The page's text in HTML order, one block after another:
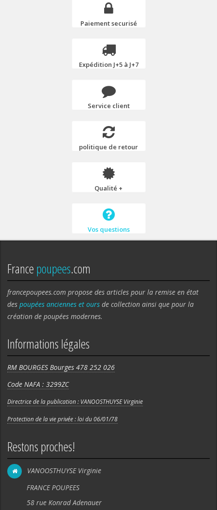
Paiement securisé
Expédition J+5 à J+7
Service client
politique de retour
Qualité +
Vos questions
Francepoupees.com
francepoupees.com propose des articles pour la remise en état
des poupées anciennes et ours de collection ainsi que pour la
création de poupées modernes.
Informations légales
RM BOURGES Bourges 478 252 026
Code NAFA : 3299ZC
Directrice de la publication : VANOOSTHUYSE Virginie
Protection de la vie privée : loi du 06/01/78
Restons proches!
VANOOSTHUYSE Virginie
FRANCE POUPEES
58 rue Konrad Adenauer